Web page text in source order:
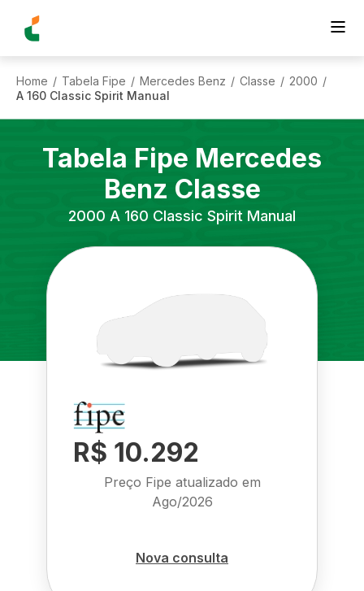
Home / Tabela Fipe / Mercedes Benz / Classe / 2000 /
A 160 Classic Spirit Manual
Tabela Fipe Mercedes
Benz Classe
2000 A 160 Classic Spirit Manual
R$ 10.292
Preço Fipe atualizado em
Ago/2026
Nova consulta